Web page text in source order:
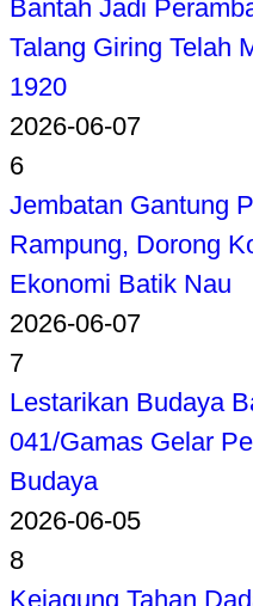
Bantah Jadi
Talang Giring Telah
1920
2026-06-07
6
Jembatan Gantung
Rampung, Dorong
Ekonomi Batik Nau
2026-06-07
7
Lestarikan Budaya
041/Gamas Gelar
Budaya
2026-06-05
8
Kejagung Tahan